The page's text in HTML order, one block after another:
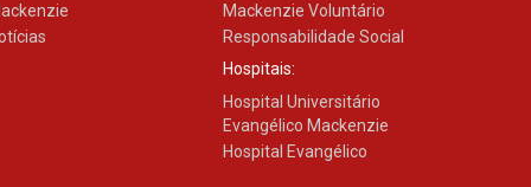
Mackenzie Voluntário
Responsabilidade Social
Hospitais:
Hospital Universitário
Evangélico Mackenzie
Hospital Evangélico